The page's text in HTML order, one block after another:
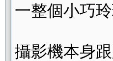
一整個小巧
攝影機本身